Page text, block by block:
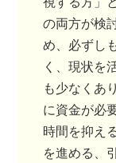
の両方が検
め、必ずし
く、現状を
も少なくあ
に資金が必
時間を抑え
を進める、